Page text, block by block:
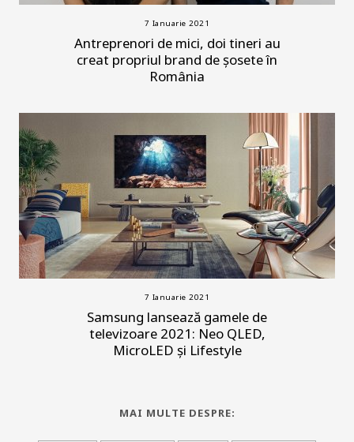
7 Ianuarie 2021
Antreprenori de mici, doi tineri au
creat propriul brand de șosete în
România
7 Ianuarie 2021
Samsung lansează gamele de
televizoare 2021: Neo QLED,
MicroLED și Lifestyle
MAI MULTE DESPRE: